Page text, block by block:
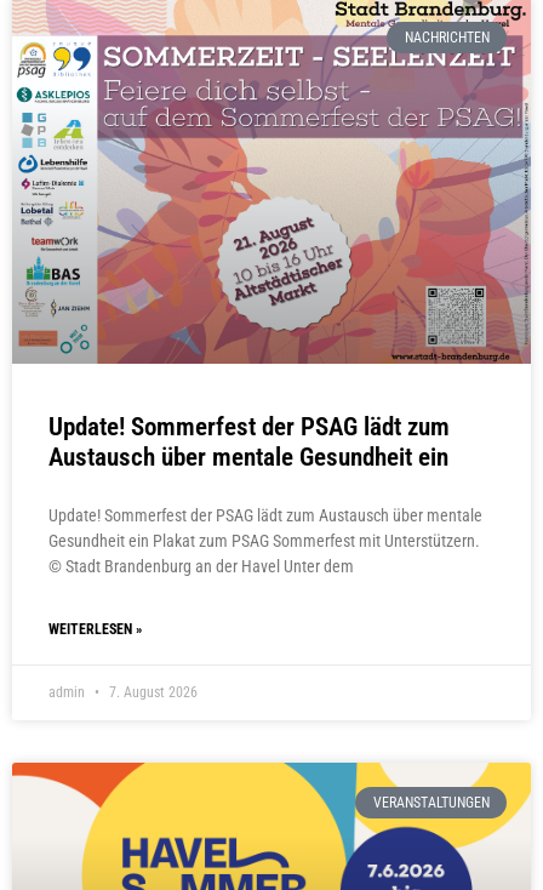
NACHRICHTEN
Update! Sommerfest der PSAG lädt zum
Austausch über mentale Gesundheit ein
Update! Sommerfest der PSAG lädt zum Austausch über mentale
Gesundheit ein Plakat zum PSAG Sommerfest mit Unterstützern.
© Stadt Brandenburg an der Havel Unter dem
WEITERLESEN »
admin 7. August 2026
VERANSTALTUNGEN